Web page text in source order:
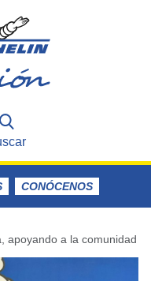
CONÓCENOS
apoyando a la comunidad